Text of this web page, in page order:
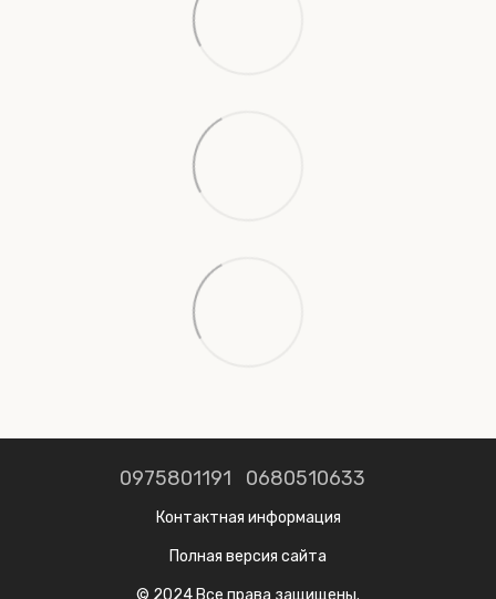
0975801191 0680510633
Контактная информация
Полная версия сайта
© 2024 Все права защищены.